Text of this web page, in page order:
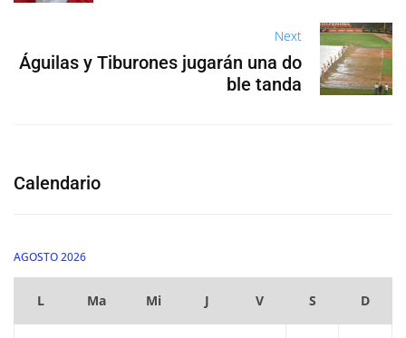
Next
Águilas y Tiburones jugarán una do
ble tanda
Calendario
AGOSTO 2026
L Ma Mi J V S D